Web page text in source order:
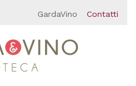
GardaVino Contatti